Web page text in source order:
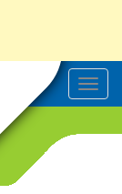
T
o